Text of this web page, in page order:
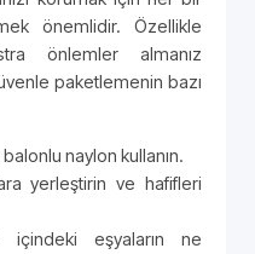
önemlidir. Özellikle
önlemler almanız
paketlemenin bazı
naylon kullanın.
yerleştirin ve hafifleri
eşyaların ne